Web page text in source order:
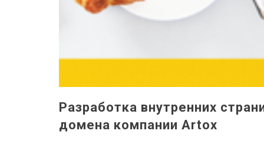
Разработка внутренних
домена компании Artox